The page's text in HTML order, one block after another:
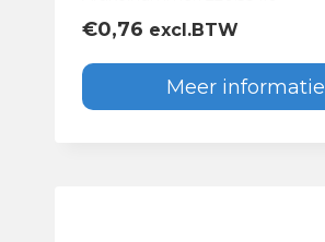
€0,76 excl.BTW
Meer informatie